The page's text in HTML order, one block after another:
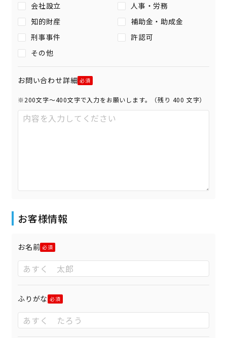
会社設立
人事・労務
知的財産
補助金・助成金
刑事事件
許認可
その他
お問い合わせ詳細
※200文字〜400文字で入力をお願いします。（残り 400 文字）
お客様情報
お名前
ふりがな